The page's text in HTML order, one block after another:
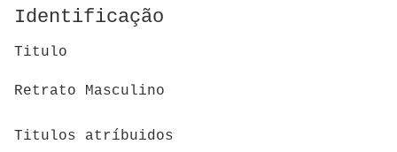
Identificação
Titulo
Retrato Masculino
Titulos atríbuidos